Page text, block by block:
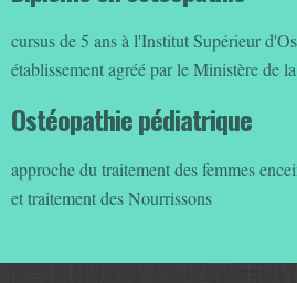
dans laquelle la structure et la fonction
réciproquement interdépendantes. Un
sur cette philosophie et ces principes. Il
par des moyens manuels. Définition
cursus de 5 ans à l'Institut Supérieur
établissement agréé par le Ministère de
Ostéopathie pédiatrique
approche du traitement des femmes
et traitement des Nourrissons